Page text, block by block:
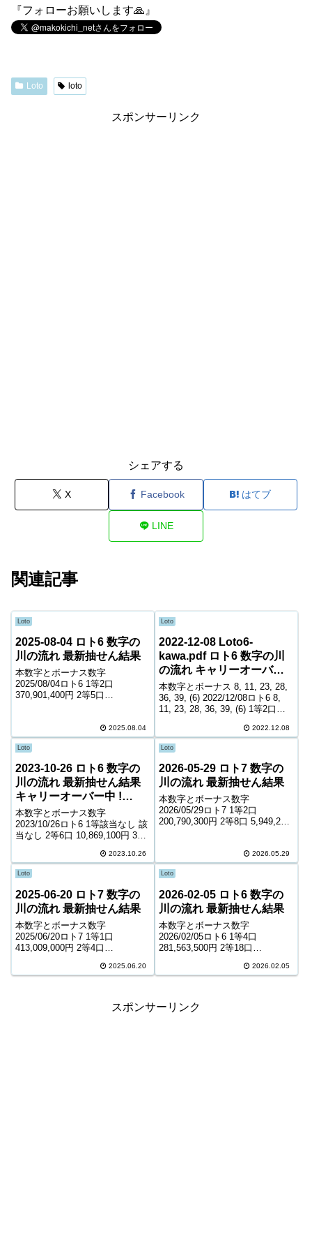
『フォローお願いします🙏』
Loto loto
スポンサーリンク
シェアする
X Facebook はてブ
LINE
関連記事
Loto
2025-08-04 ロト6 数字の
川の流れ 最新抽せん結果
本数字とボーナス数字
2025/08/04ロト6 1等2口
370,901,400円 2等5口
223,217口 1,000円 キャリーオー
バー ...
2025.08.04
Loto
2022-12-08 Loto6-
kawa.pdf ロト6 数字の川
の流れ キャリーオーバー
中! 202,218,000円
本数字とボーナス 8, 11, 23, 28,
36, 39, (6) 2022/12/08ロト6 8,
11, 23, 28, 36, 39, (6) 1等2口
5,685,600円 3等435口 2...2022.12.08
Loto
2023-10-26 ロト6 数字の
川の流れ 最新抽せん結果
キャリーオーバー中 !
217,376,707円
本数字とボーナス数字
2023/10/26ロト6 1等該当なし 該
当なし 2等6口 10,869,100円 3等
7,300円 5等158,345口 1,000円
キャリーオーバー 217,37...
2023.10.26
Loto
2026-05-29 ロト7 数字の
川の流れ 最新抽せん結果
本数字とボーナス数字
2026/05/29ロト7 1等2口
200,790,300円 2等8口 5,949,200
2026.05.29
Loto
2025-06-20 ロト7 数字の
川の流れ 最新抽せん結果
本数字とボーナス数字
2025/06/20ロト7 1等1口
413,009,000円 2等4口
4等4,436口 7,600円 5等74,782口
2025.06.20
Loto
2026-02-05 ロト6 数字の
川の流れ 最新抽せん結果
本数字とボーナス数字
2026/02/05ロト6 1等4口
281,563,500円 2等18口
4等19,672口 5,200円 5等263,713
2026.02.05
スポンサーリンク